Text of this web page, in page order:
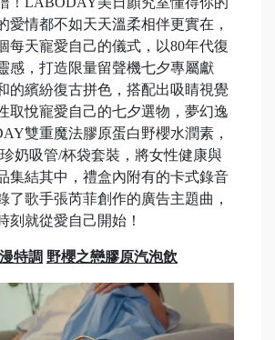
愛情都不如天天溫柔相伴更實在，
每天寵愛自己的儀式，以80年代復
感，打造限量留聲機七夕專屬獻
的繽紛復古拼色，搭配出吸睛視覺
取悅寵愛自己的七夕選物，夢幻逸
雙重魔法膠原蛋白野櫻水潤素，
奶吸管/杯袋套裝，將女性健康與
集結其中，禮盒內附有的卡式錄音
了歌手張芮菲創作的廣告主題曲，
刻就從愛自己開始！
特調 野櫻之戀膠原汽泡飲